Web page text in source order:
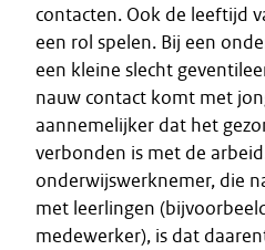
contacten. Ook de leeftijd
een rol spelen. Bij een
een kleine slecht
nauw contact komt met
aannemelijker dat het
verbonden is met de
onderwijswerknemer, die
met leerlingen
medewerker), is dat